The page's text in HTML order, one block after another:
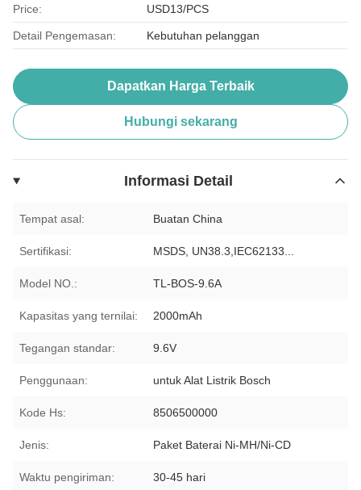
Price: USD13/PCS
Detail Pengemasan: Kebutuhan pelanggan
Dapatkan Harga Terbaik
Hubungi sekarang
Informasi Detail
Tempat asal: Buatan China
Sertifikasi: MSDS, UN38.3,IEC62133...
Model NO.: TL-BOS-9.6A
Kapasitas yang ternilai: 2000mAh
Tegangan standar: 9.6V
Penggunaan: untuk Alat Listrik Bosch
Kode Hs: 8506500000
Jenis: Paket Baterai Ni-MH/Ni-CD
Waktu pengiriman: 30-45 hari